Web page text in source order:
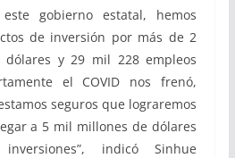
gobierno estatal, hemos
de inversión por más de 2
y 29 mil 228 empleos
el COVID nos frenó,
seguros que lograremos
a 5 mil millones de dólares
indicó Sinhue